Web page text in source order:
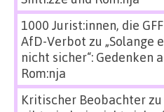
1000 Jurist:innen, die
AfD-Verbot zu „Solange
nicht sicher“: Gedenken
Rom:nja
Kritischer Beobachterzu